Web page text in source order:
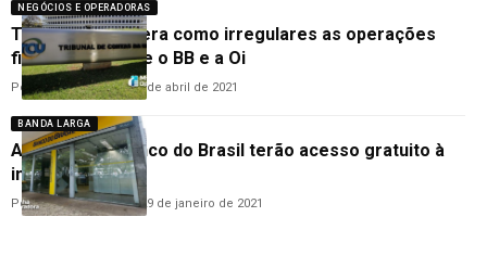
NEGÓCIOS E OPERADORAS
TCU não considera como irregulares as operações
financeiras entre o BB e a Oi
Por Guilherme Almeida1 de abril de 2021
BANDA LARGA
Agências do Banco do Brasil terão acesso gratuito à
internet
PorHemerson Brandão29 de janeiro de 2021